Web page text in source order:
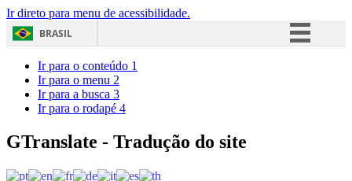
Ir direto para menu de acessibilidade.
BRASIL
Acesso à informação
Ir para o conteúdo 1
Ir para o menu 2
Ir para a busca 3
Ir para o rodapé 4
GTranslate - Tradução do site